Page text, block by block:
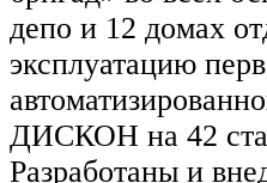
депо и 12 домах
эксплуатацию
ДИСКОН на 42
Разработаны и